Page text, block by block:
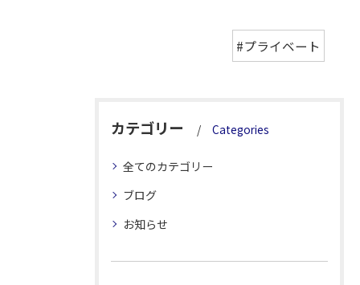
#プライベート
カテゴリー Categories
全てのカテゴリー
ブログ
お知らせ